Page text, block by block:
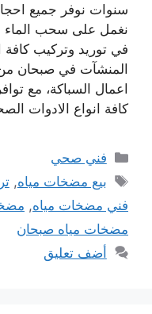
سنوات نوفر جميع
نغمل على سحب الماء
في توريد وتركيب
المنشآت في صبحان
اعمال السباكة، مع
كافة انواع الادوات
التصنيفات
فني صحي
الوسوم
بيع مضخات مياه,
فني مضخات مياه,
مضخات مياه صبحان
أضف تعليق